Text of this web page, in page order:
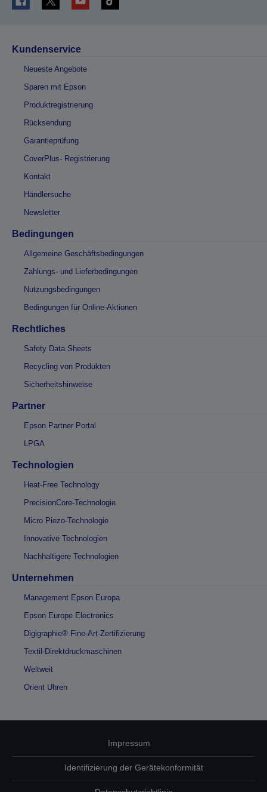
Kundenservice
Neueste Angebote
Sparen mit Epson
Produktregistrierung
Rücksendung
Garantieprüfung
CoverPlus- Registrierung
Kontakt
Händlersuche
Newsletter
Bedingungen
Allgemeine Geschäftsbedingungen
Zahlungs- und Lieferbedingungen
Nutzungsbedingungen
Bedingungen für Online-Aktionen
Rechtliches
Safety Data Sheets
Recycling von Produkten
Sicherheitshinweise
Partner
Epson Partner Portal
LPGA
Technologien
Heat-Free Technology
PrecisionCore-Technologie
Micro Piezo-Technologie
Innovative Technologien
Nachhaltigere Technologien
Unternehmen
Management Epson Europa
Epson Europe Electronics
Digigraphie® Fine-Art-Zertifizierung
Textil-Direktdruckmaschinen
Weltweit
Orient Uhren
Impressum
Identifizierung der Gerätekonformität